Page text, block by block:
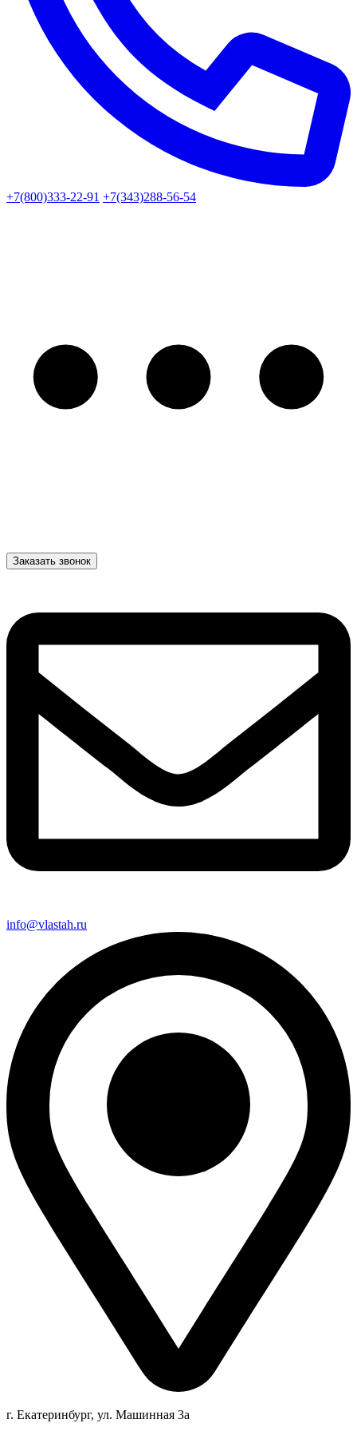
+7(800)333-22-91 +7(343)288-56-54
Заказать звонок
info@vlastah.ru
г. Екатеринбург, ул. Машинная 3а